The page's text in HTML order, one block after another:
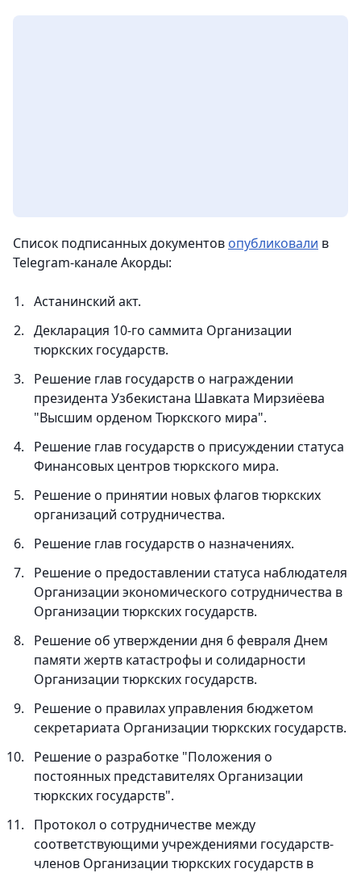
Список подписанных документов опубликовали в
Telegram-канале Акорды:
Астанинский акт.
Декларация 10-го саммита Организации
тюркских государств.
Решение глав государств о награждении
президента Узбекистана Шавката Мирзиёева
"Высшим орденом Тюркского мира".
Решение глав государств о присуждении статуса
Финансовых центров тюркского мира.
Решение о принятии новых флагов тюркских
организаций сотрудничества.
Решение глав государств о назначениях.
Решение о предоставлении статуса наблюдателя
Организации экономического сотрудничества в
Организации тюркских государств.
Решение об утверждении дня 6 февраля Днем
памяти жертв катастрофы и солидарности
Организации тюркских государств.
Решение о правилах управления бюджетом
секретариата Организации тюркских государств.
Решение о разработке "Положения о
постоянных представителях Организации
тюркских государств".
Протокол о сотрудничестве между
соответствующими учреждениями государств-
членов Организации тюркских государств в